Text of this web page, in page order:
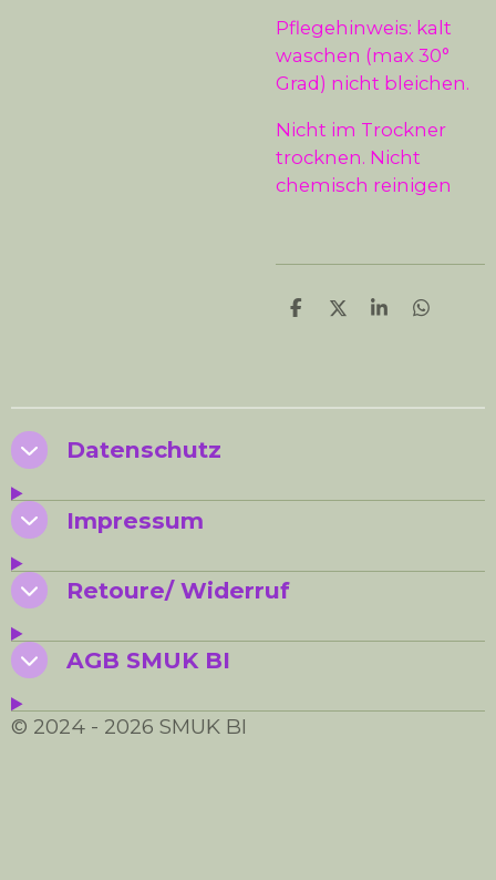
Pflegehinweis: kalt
waschen (max 30°
Grad) nicht bleichen.
Nicht im Trockner
trocknen. Nicht
chemisch reinigen
T
n
T
n
T
n
T
n
Datenschutz
Impressum
Retoure/ Widerruf
AGB SMUK BI
© 2024 - 2026 SMUK BI